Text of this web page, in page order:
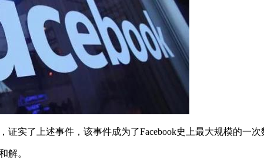
证实了上述事件，该事件成为了Facebook史上最大规模的一次
解。